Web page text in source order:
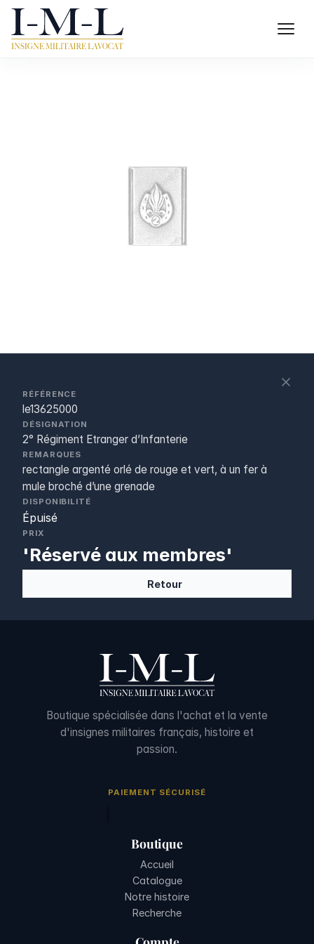
RÉFÉRENCE
le13625000
DÉSIGNATION
2° Régiment Etranger d’Infanterie
REMARQUES
rectangle argenté orlé de rouge et vert, à un fer à
mule broché d’une grenade
DISPONIBILITÉ
Épuisé
PRIX
'Réservé aux membres'
Retour
Boutique spécialisée dans l'achat et la vente
d'insignes militaires français, histoire et
passion.
PAIEMENT SÉCURISÉ
Boutique
Accueil
Catalogue
Notre histoire
Recherche